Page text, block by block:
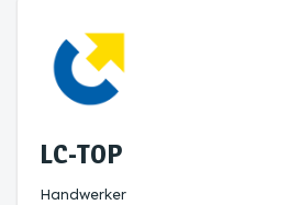
LC-TOP
Handwerker